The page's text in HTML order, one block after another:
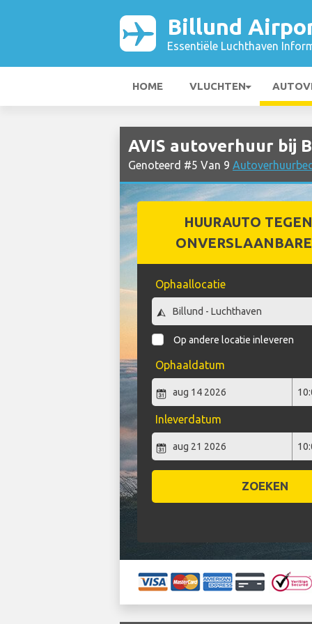
Billund
Essentiële Luchthaven
HOME VLUCHTEN
AVIS autoverhuur bij
Genoteerd #5 Van 9
HUURAUTO
Ophaallocatie
Op andere locatie inleveren
Ophaaldatum
Inleverdatum
ZOEKEN